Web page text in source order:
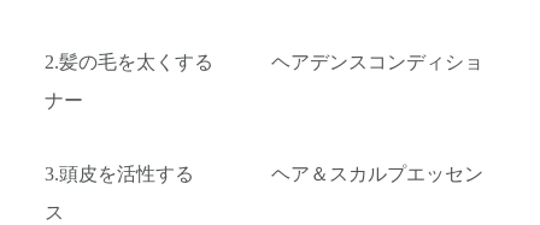
2.髪の毛を太くする ヘアデンスコンディショ
ナー
3.頭皮を活性する ヘア＆スカルプエッセン
ス